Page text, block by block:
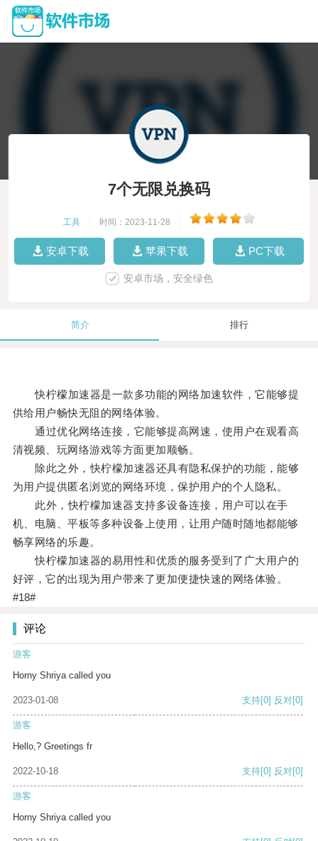
7个无限兑换码
工具 时间：2023-11-28
安卓下载 苹果下载 PC下载
安卓市场，安全绿色
简介 排行
快柠檬加速器是一款多功能的网络加速软件，它能够提
供给用户畅快无阻的网络体验。
通过优化网络连接，它能够提高网速，使用户在观看高
清视频、玩网络游戏等方面更加顺畅。
除此之外，快柠檬加速器还具有隐私保护的功能，能够
为用户提供匿名浏览的网络环境，保护用户的个人隐私。
此外，快柠檬加速器支持多设备连接，用户可以在手
机、电脑、平板等多种设备上使用，让用户随时随地都能够
畅享网络的乐趣。
快柠檬加速器的易用性和优质的服务受到了广大用户的
好评，它的出现为用户带来了更加便捷快速的网络体验。
#18#
评论
游客
Horny Shriya called you
2023-01-08 支持[0] 反对[0]
游客
Hello,? Greetings fr
2022-10-18 支持[0] 反对[0]
游客
Horny Shriya called you